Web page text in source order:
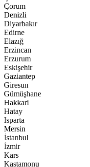
Çorum
Denizli
Diyarbakır
Edirne
Elazığ
Erzincan
Erzurum
Eskişehir
Gaziantep
Giresun
Gümüşhane
Hakkari
Hatay
Isparta
Mersin
İstanbul
İzmir
Kars
Kastamonu